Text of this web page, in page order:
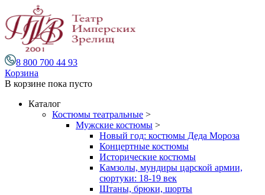
8 800 700 44 93
Корзина
В корзине пока пусто
Каталог
Костюмы театральные >
Мужские костюмы >
Новый год: костюмы Деда Мороза
Концертные костюмы
Исторические костюмы
Камзолы, мундиры царской армии,
сюртуки: 18-19 век
Штаны, брюки, шорты